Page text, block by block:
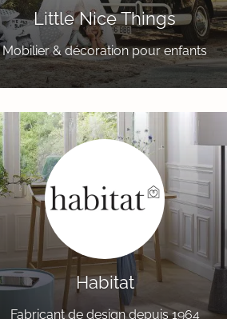
Little Nice Things
Mobilier & décoration pour enfants
Habitat
Fabricant de design depuis 1964